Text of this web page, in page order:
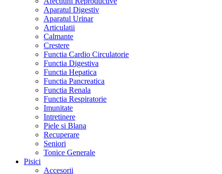
Aparatul Digestiv
Aparatul Urinar
Articulatii
Calmante
Crestere
Functia Cardio Circulatorie
Functia Digestiva
Functia Hepatica
Functia Pancreatica
Functia Renala
Functia Respiratorie
Imunitate
Intretinere
Piele si Blana
Recuperare
Seniori
Tonice Generale
Pisici
Accesorii